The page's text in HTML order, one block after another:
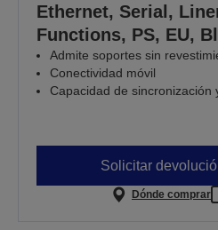
Ethernet, Serial,
Functions, PS, EU,
Admite soportes sin
Conectividad móvil
Capacidad de sincronización
Solicitar
Dónde comprar